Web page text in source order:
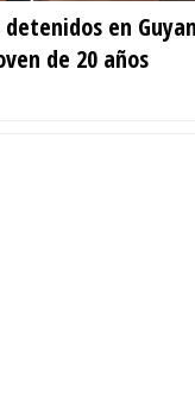
en
de 20 años